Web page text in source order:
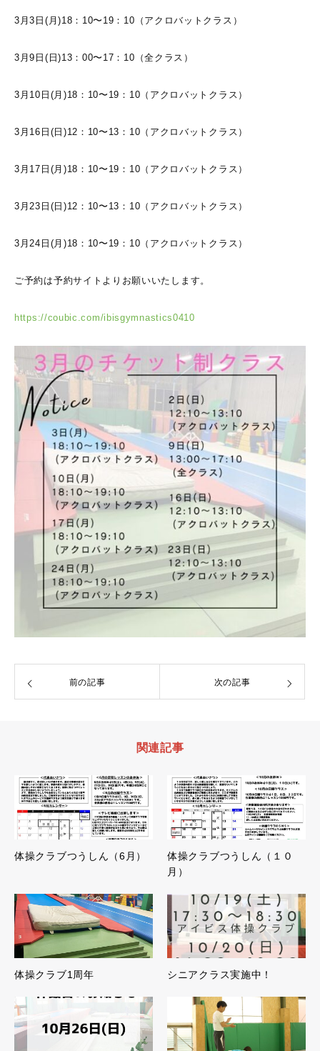
3月3日(月)18：10〜19：10（アクロバットクラス）
3月9日(日)13：00〜17：10（全クラス）
3月10日(月)18：10〜19：10（アクロバットクラス）
3月16日(日)12：10〜13：10（アクロバットクラス）
3月17日(月)18：10〜19：10（アクロバットクラス）
3月23日(日)12：10〜13：10（アクロバットクラス）
3月24日(月)18：10〜19：10（アクロバットクラス）
ご予約は予約サイトよりお願いいたします。
https://coubic.com/ibisgymnastics0410
前の記事 次の記事
関連記事
体操クラブつうしん（6月）
体操クラブつうしん（１０
月）
体操クラブ1周年 シニアクラス実施中！